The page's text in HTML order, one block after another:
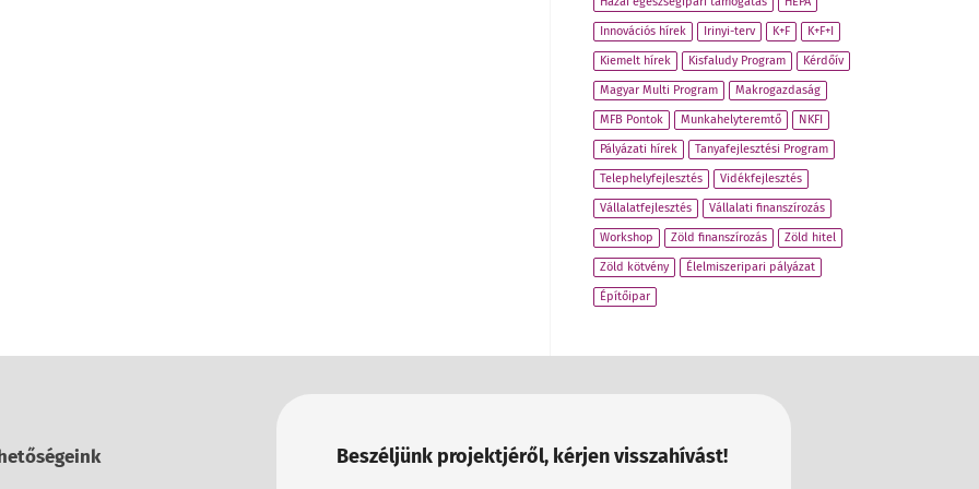
Innovációs hírek Irinyi-terv K+F K+F+I
Kiemelt hírek Kisfaludy Program Kérdőív
Magyar Multi Program Makrogazdaság
MFB Pontok Munkahelyteremtő NKFI
Pályázati hírek Tanyafejlesztési Program
Telephelyfejlesztés Vidékfejlesztés
Vállalatfejlesztés Vállalati finanszírozás
Workshop Zöld finanszírozás Zöld hitel
Zöld kötvény Élelmiszeripari pályázat
Építőipar
Beszéljünk projektjéről, kérjen visszahívást!